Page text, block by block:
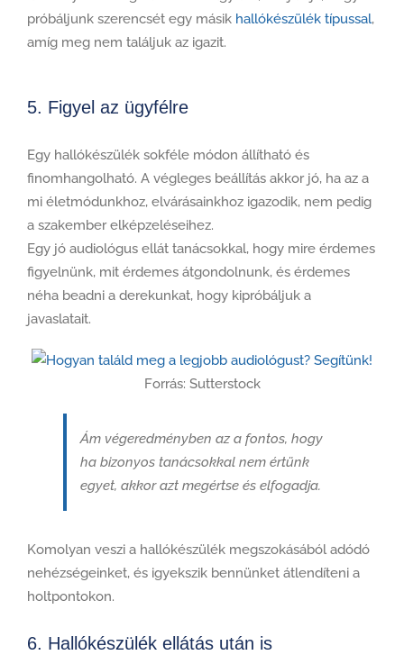
próbáljunk szerencsét egy másik hallókészülék típussal,
amíg meg nem találjuk az igazit.
5. Figyel az ügyfélre
Egy hallókészülék sokféle módon állítható és
finomhangolható. A végleges beállítás akkor jó, ha az a
mi életmódunkhoz, elvárásainkhoz igazodik, nem pedig
a szakember elképzeléseihez.
Egy jó audiológus ellát tanácsokkal, hogy mire érdemes
figyelnünk, mit érdemes átgondolnunk, és érdemes
néha beadni a derekunkat, hogy kipróbáljuk a
javaslatait.
Forrás: Sutterstock
Ám végeredményben az a fontos, hogy
ha bizonyos tanácsokkal nem értünk
egyet, akkor azt megértse és elfogadja.
Komolyan veszi a hallókészülék megszokásából adódó
nehézségeinket, és igyekszik bennünket átlendíteni a
holtpontokon.
6. Hallókészülék ellátás után is